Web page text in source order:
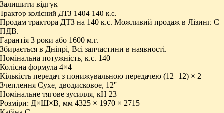
Залишити відгук
Трактор колісний ДТЗ 1404 140 к.с.
Продам трактора ДТЗ на 140 к.с. Можливий продаж в Лізинг. Є
ПДВ.
Гарантія 3 роки або 1600 м.г.
Збирається в Дніпрі, Всі запчастини в наявності.
Номінальна потужність, к.с. 140
Колісна формула 4×4
Кількість передач з понижувальною передачею (12+12) × 2
Зчеплення Сухе, дводисковое, 12''
Номінальне тягове зусилля, кН 23
Розміри: Д×Ш×В, мм 4325 × 1970 × 2715